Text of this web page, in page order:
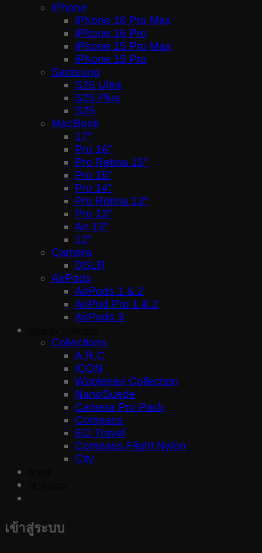
iPhone
iPhone 16 Pro Max
iPhone 16 Pro
iPhone 15 Pro Max
iPhone 15 Pro
Samsung
S25 Ultra
S25 Plus
S25
MacBook
17″
Pro 16″
Pro Retina 15″
Pro 15″
Pro 14″
Pro Retina 13″
Pro 13″
Air 13″
12″
Camera
DSLR
AirPods
AirPods 1 & 2
AirPod Pro 1 & 2
AirPods 3
Collections
A.R.C
ICON
Woolenex Collection
NanoSuede
Camera Pro Pack
Compass
EO Travel
Compass Flight Nylon
City
เข้าสู่ระบบ